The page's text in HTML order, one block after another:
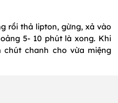
rồi thả lipton, gừng, xả vào
5- 10 phút là xong. Khi
chanh cho vừa miệng